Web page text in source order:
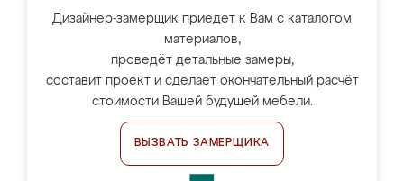
Дизайнер-замерщик приедет к Вам с каталогом
материалов,
проведёт детальные замеры,
составит проект и сделает окончательный расчёт
стоимости Вашей будущей мебели.
ВЫЗВАТЬ ЗАМЕРЩИКА